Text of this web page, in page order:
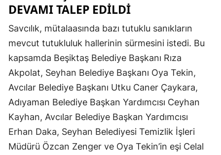
DEVAMI TALEP EDILDI
Savcılık, mütalaasında bazı tutuklu sanıkların
mevcut tutukluluk hallerinin sürmesini istedi. Bu
kapsamda Beşiktaş Belediye Başkanı Rıza
Akpolat, Seyhan Belediye Başkanı Oya Tekin,
Avcılar Belediye Başkanı Utku Caner Çaykara,
Adıyaman Belediye Başkan Yardımcısı Ceyhan
Kayhan, Avcılar Belediye Başkan Yardımcısı
Erhan Daka, Seyhan Belediyesi Temizlik İşleri
Müdürü Özcan Zenger ve Oya Tekin’in eşi Celal